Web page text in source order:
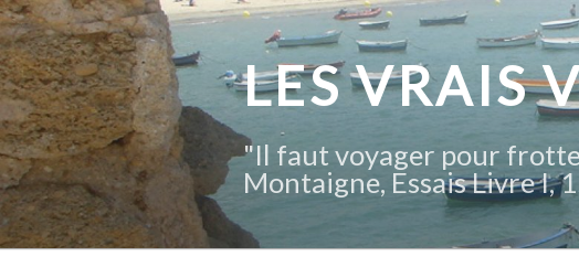
Aller
au
contenu
principal
LES VRAIS
"Il faut voyager pour
Montaigne, Essais Livre I,